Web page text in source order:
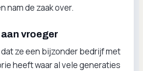
nam de zaak over.
vroeger
ze een bijzonder bedrijf met
heeft waar al vele generaties